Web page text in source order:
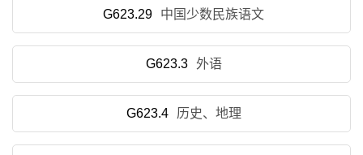
G623.29 中国少数民族语文
G623.3 外语
G623.4 历史、地理